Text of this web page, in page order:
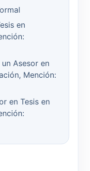
en
Asesor en
Mención:
en Tesis en